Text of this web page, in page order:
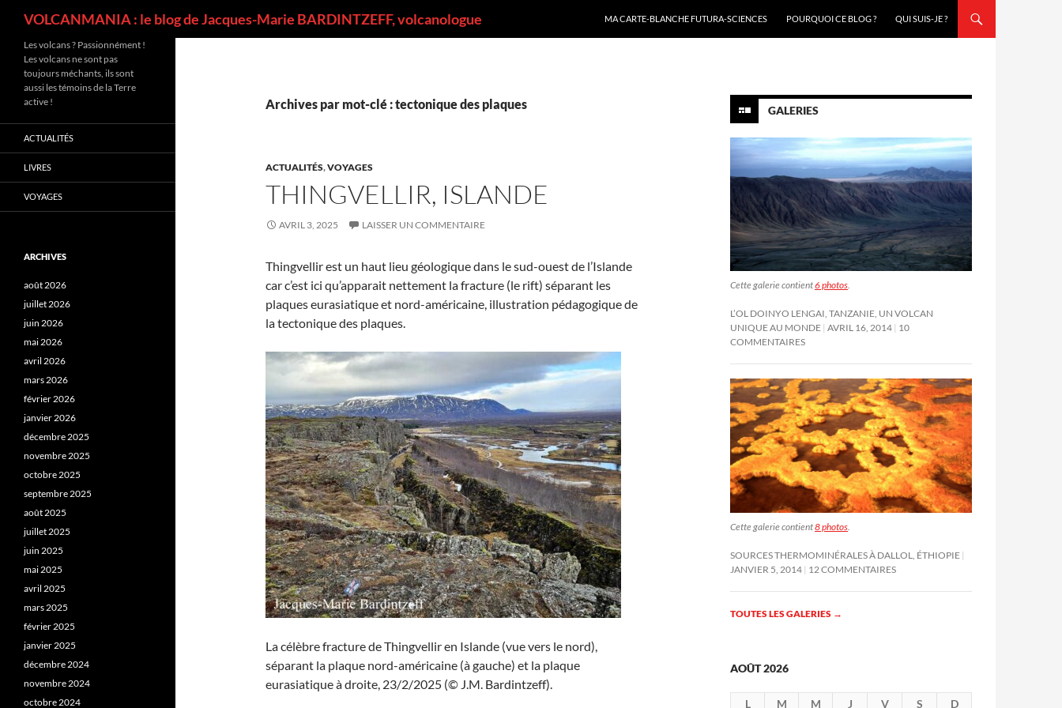
VOLCANMANIA : le blog de Jacques-Marie BARDINTZEFF, volcanologue
MA CARTE-BLANCHE FUTURA-SCIENCES
POURQUOI CE BLOG ? QUI SUIS-JE ?
Archives par mot-clé : tectonique des plaques
ACTUALITÉS,VOYAGES
THINGVELLIR, ISLANDE
AVRIL 3, 2025 LAISSER UN COMMENTAIRE
Thingvellir est un haut lieu géologique dans le sud-ouest de l’Islande
car c’est ici qu’apparait nettement la fracture (le rift) séparant les
plaques eurasiatique et nord-américaine, illustration pédagogique de
la tectonique des plaques.
La célèbre fracture de Thingvellir en Islande (vue vers le nord),
séparant la plaque nord-américaine (à gauche) et la plaque
eurasiatique à droite, 23/2/2025 (© J.M. Bardintzeff).
GALERIES
Cette galerie contient6 photos.
L’OL DOINYO LENGAI, TANZANIE, UN VOLCAN
UNIQUE AU MONDE AVRIL 16, 2014 10
COMMENTAIRES
Cette galerie contient8 photos
SOURCES THERMOMINÉRALES À DALLOL, ÉTHIOPIE
JANVIER 5, 2014 12 COMMENTAIRES
TOUTES LES GALERIES →
AOÛT 2026
L M M J V S
D
Les volcans ? Passionnément !
Les volcans ne sont pas
toujours méchants, ils sont
aussi les témoins de la Terre
active !
ACTUALITÉS
LIVRES
VOYAGES
ARCHIVES
août 2026
juillet 2026
juin 2026
mai 2026
avril 2026
mars 2026
février 2026
janvier 2026
décembre 2025
novembre 2025
octobre 2025
septembre 2025
août 2025
juillet 2025
juin 2025
mai 2025
avril 2025
mars 2025
février 2025
janvier 2025
décembre 2024
novembre 2024
octobre 2024